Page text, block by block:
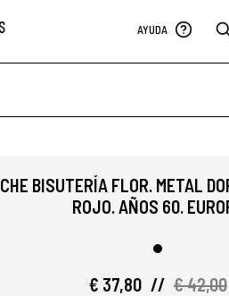
AYUDA
BISUTERÍA FLOR. METAL
ROJO. AÑOS 60.
€ 37,80 // € 42,00